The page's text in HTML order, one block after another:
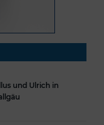
und Ulrich in